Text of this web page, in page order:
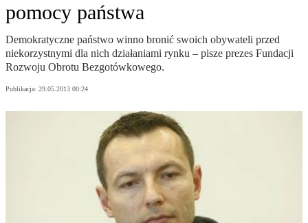
pomocy państwa
Demokratyczne państwo winno bronić swoich obywateli przed
niekorzystnymi dla nich działaniami rynku – pisze prezes Fundacji
Rozwoju Obrotu Bezgotówkowego.
Publikacja: 29.05.2013 00:24